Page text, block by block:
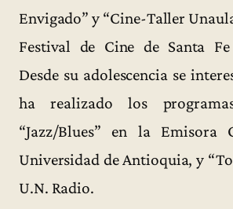
Envigado” y “Cine-Taller
Festival de Cine de Santa
Desde su adolescencia se
ha realizado los
“Jazz/Blues” en la
Universidad de Antioquia, y
U.N. Radio.